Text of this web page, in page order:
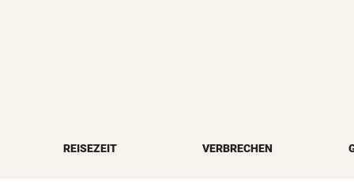
REISEZEIT VERBRECHEN